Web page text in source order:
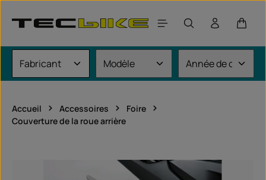
Le
Accueil Accessoires
Foire
Couverture de la roue arrière